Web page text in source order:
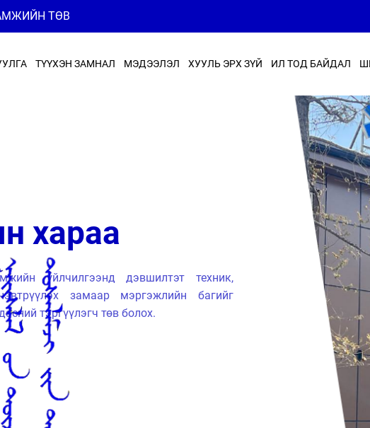
ТӨВ
ТҮҮХЭН ЗАМНАЛ МЭДЭЭЛЭЛ ХУУЛЬ ЭРХ ЗҮЙ ИЛ ТОД БАЙДАЛ
тусламжийн үйлчилгээг мэргэжлийн ёс
эзэмшсэн баг цаг алдалгүй, чанартай,
оршино.